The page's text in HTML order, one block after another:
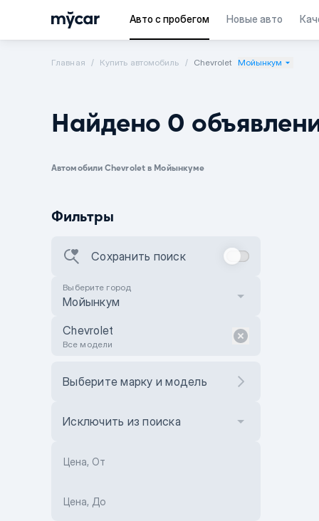
Авто с пробегом Новые авто
Главная Купить автомобиль Chevrolet Мойынкум
Найдено 0
Автомобили Chevrolet в Мойынкуме
Фильтры
Сохранить поиск
Выберите город
Мойынкум
Chevrolet
Все модели
Выберите марку и модель
Исключить из поиска
Цена, От
Цена, До